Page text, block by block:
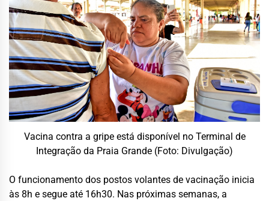
Vacina contra a gripe está disponível no Terminal de
Integração da Praia Grande (Foto: Divulgação)
O funcionamento dos postos volantes de vacinação inicia
às 8h e segue até 16h30. Nas próximas semanas, a